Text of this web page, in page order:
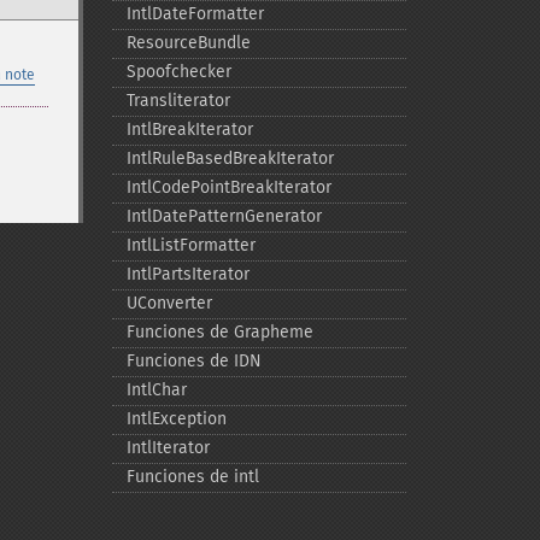
note
IntlDateFormatter
ResourceBundle
Spoofchecker
Transliterator
IntlBreakIterator
IntlRuleBasedBreakIterator
IntlCodePointBreakIterator
IntlDatePatternGenerator
IntlListFormatter
IntlPartsIterator
UConverter
Funciones de Grapheme
Funciones de IDN
IntlChar
IntlException
IntlIterator
Funciones de intl